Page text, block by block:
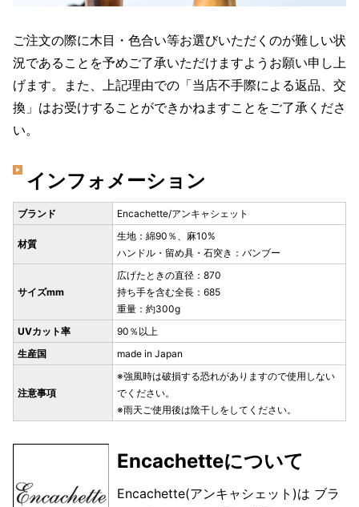
ご注文の際に木目・色合い等お選びいただくのが難しい状
況であることを予めご了承いただけますようお願い申し上
げます。また、上記理由での「当店不手際による返品、交
換」はお受けすることができかねますことをご了承くださ
い。
インフォメーション
ブランド Encachette/アンキャシェット
材質
生地：綿90％、麻10%
ハンドル・留め具・石突き：バンブー
サイズmm
広げたときの直径：870
持ち手を含む全長：685
重量：約300g
UVカット率
90％以上
生産国
made in Japan
注意事項
※強風時は破損する恐れがありますので使用しない
でください。
※雨天ご使用後は陰干しをしてください。
Encachetteについて
Encachette(アンキャシェット)は ブラ